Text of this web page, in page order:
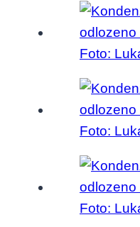
Foto:
Foto:
Foto: